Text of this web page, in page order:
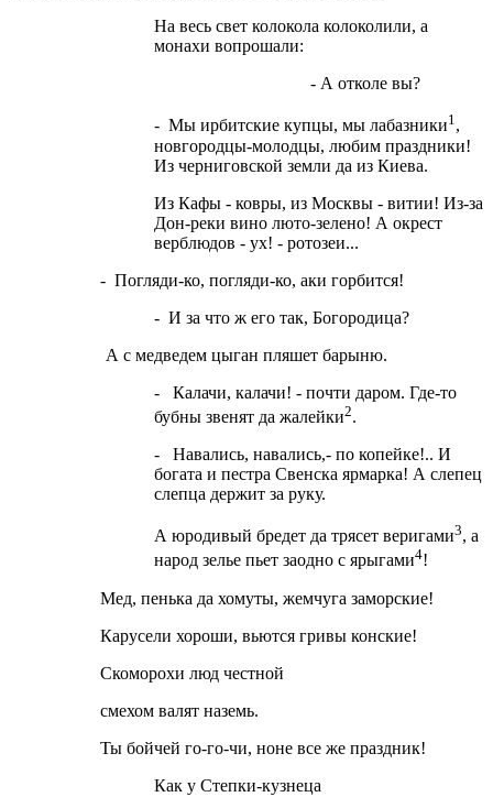
На весь свет колокола колоколили, а
монахи вопрошали:
- А отколе вы?
- Мы ирбитские купцы, мы лабазники1,
новгородцы-молодцы, любим праздники!
Из черниговской земли да из Киева.
Из Кафы - ковры, из Москвы - витии! Из-за
Дон-реки вино люто-зелено! А окрест
верблюдов - ух! - ротозеи...
- Погляди-ко, погляди-ко, аки горбится!
- И за что ж его так, Богородица?
А с медведем цыган пляшет барыню.
- Калачи, калачи! - почти даром. Где-то
бубны звенят да жалейки2.
- Навались, навались,- по копейке!.. И
богата и пестра Свенска ярмарка! А слепец
слепца держит за руку.
А юродивый бредет да трясет веригами3, а
народ зелье пьет заодно с ярыгами4!
Мед, пенька да хомуты, жемчуга заморские!
Карусели хороши, вьются гривы конские!
Скоморохи люд честной
смехом валят наземь.
Ты бойчей го-го-чи, ноне все же праздник!
Как у Степки-кузнеца